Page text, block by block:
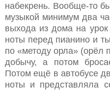
набекрень. Вообще-то
музыкой минимум два
выхода из дома на
ноты перед пианино и
по «методу орла» (орёл
добычу, а потом
Потом ещё в автобусе
ноты и представляла